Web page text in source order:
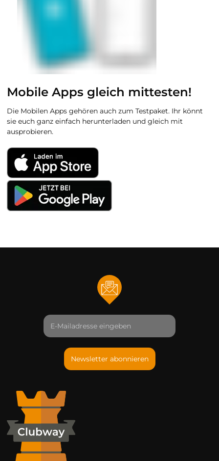
Mobile Apps gleich mittesten!
Die Mobilen Apps gehören auch zum Testpaket. Ihr könnt
sie euch ganz einfach herunterladen und gleich mit
ausprobieren.
Newsletter abonnieren